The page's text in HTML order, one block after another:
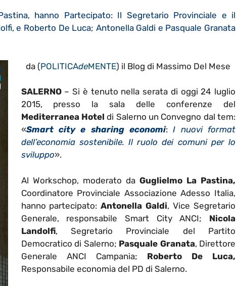
hanno Partecipato: Il Segretario Provinciale e il
e Roberto De Luca; Antonella Galdi e Pasquale Granata
da (POLITICAdeMENTE) il Blog di Massimo Del Mese
SALERNO– Si è tenuto nella serata di oggi 24 luglio
2015, presso la sala delle conferenze del
Mediterranea Hotel di Salerno un Convegno dal tem:
«Smart city e sharing economi:I nuovi format
dell’economia sostenibile. Il ruolo dei comuni per lo
sviluppo».
Al Workschop, moderato da Guglielmo La Pastina,
Coordinatore Provinciale Associazione Adesso Italia,
hanno partecipato:Antonella Galdi, Vice Segretario
Generale, responsabile Smart City ANCI; Nicola
Landolfi, Segretario Provinciale del Partito
Democratico di Salerno; Pasquale Granata, Direttore
Generale ANCI Campania; Roberto De Luca,
Responsabile economia del PD di Salerno.